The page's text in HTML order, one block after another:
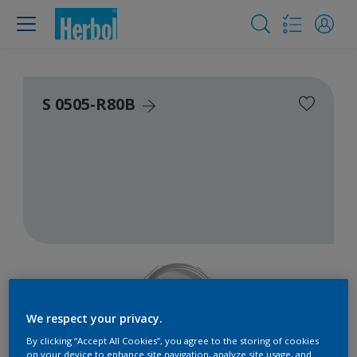
S 0505-R80B
We respect your privacy.
By clicking “Accept All Cookies”, you agree to the storing of cookies
on your device to enhance site navigation, analyze site usage, and